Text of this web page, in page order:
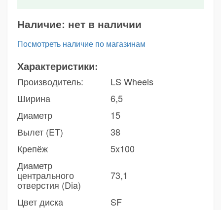
Наличие: нет в наличии
Посмотреть наличие по магазинам
Характеристики:
Производитель:
LS Wheels
Ширина
6,5
Диаметр
15
Вылет (ET)
38
Крепёж
5x100
Диаметр
центрального
отверстия (Dia)
73,1
Цвет диска SF